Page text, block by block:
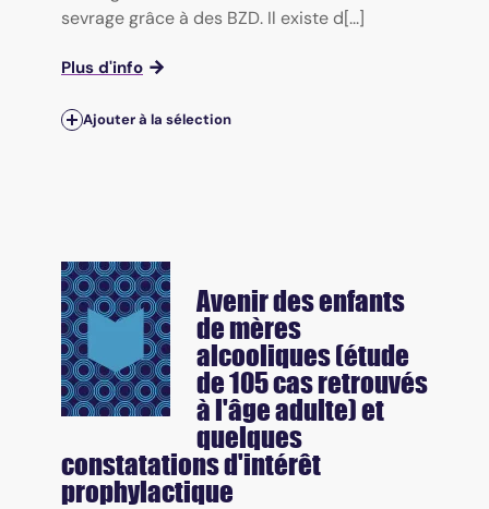
sevrage grâce à des BZD. Il existe d[...]
Plus d'info
Ajouter à la sélection
Avenir des enfants
de mères
alcooliques (étude
de 105 cas retrouvés
à l'âge adulte) et
quelques
constatations d'intérêt
prophylactique